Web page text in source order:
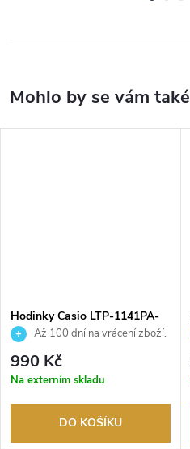
Hodinky Casio LTP-1141PA-
7BEGAž 100 dní na vrácení zboží.
Autorizovaný prodejce.
990 Kč
Na externím skladu
DO KOŠÍKU